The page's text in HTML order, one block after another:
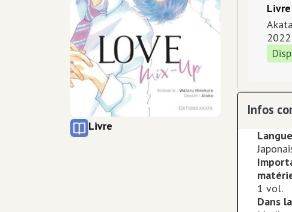
Type de support matériel
Livre
Livre
Akata
2022
Infos
1 vol.
Dans